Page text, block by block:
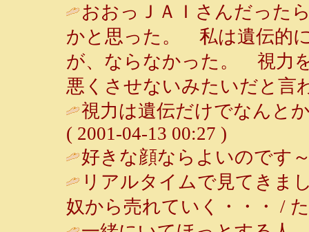
おおっＪＡＩさんだった
かと思った。 私は遺伝的
が、ならなかった。 視力
悪くさせないみたいだと言
視力は遺伝だけでなんと
( 2001-04-13 00:27 )
好きな顔ならよいのです
リアルタイムで見てきま
奴から売れていく・・・ /